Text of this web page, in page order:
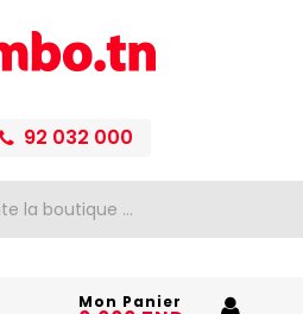
92 032 000
Mon Panier